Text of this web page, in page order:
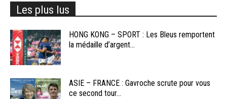
Les plus lus
HONG KONG – SPORT : Les Bleus remportent
la médaille d’argent...
ASIE – FRANCE : Gavroche scrute pour vous
ce second tour...